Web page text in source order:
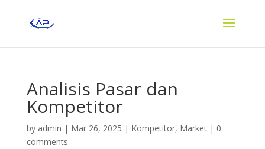
Analisis Pasar dan
Kompetitor
by admin | Mar 26, 2025 | Kompetitor, Market| 0
comments